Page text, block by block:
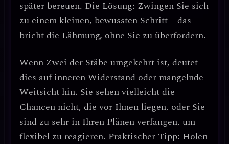
später bereuen. Die Lösung: Zwingen Sie sich
zu einem kleinen, bewussten Schritt – das
bricht die Lähmung, ohne Sie zu überfordern.
Wenn Zwei der Stäbe umgekehrt ist, deutet
dies aufinneren Widerstand oder mangelnde
Weitsicht hin. Sie sehen vielleicht die
Chancen nicht, die vor Ihnen liegen, oder Sie
sind zu sehr in Ihren Plänen verfangen, um
flexibel zu reagieren. Praktischer Tipp: Holen